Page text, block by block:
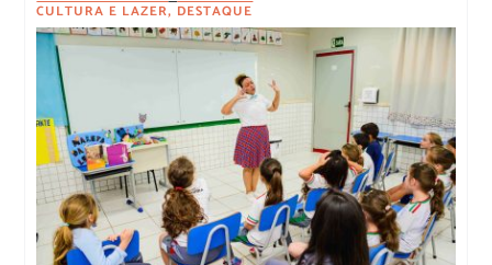
CULTURA E LAZER, DESTAQUE